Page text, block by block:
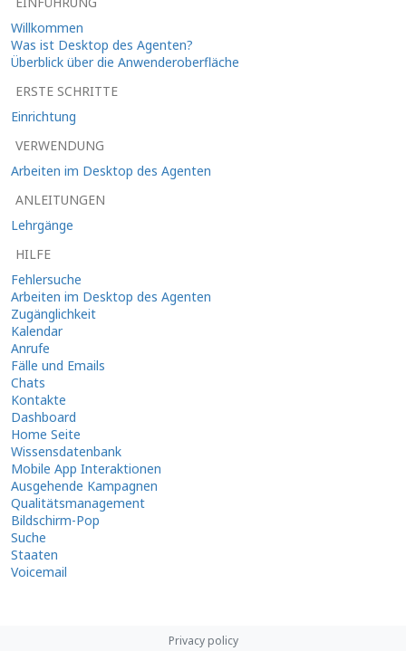
Willkommen
Was ist Desktop des Agenten?
Überblick über die Anwenderoberfläche
ERSTE SCHRITTE
Einrichtung
VERWENDUNG
Arbeiten im Desktop des Agenten
ANLEITUNGEN
Lehrgänge
HILFE
Fehlersuche
Arbeiten im Desktop des Agenten
Zugänglichkeit
Kalendar
Anrufe
Fälle und Emails
Chats
Kontakte
Dashboard
Home Seite
Wissensdatenbank
Mobile App Interaktionen
Ausgehende Kampagnen
Qualitätsmanagement
Bildschirm-Pop
Suche
Staaten
Voicemail
Privacy policy